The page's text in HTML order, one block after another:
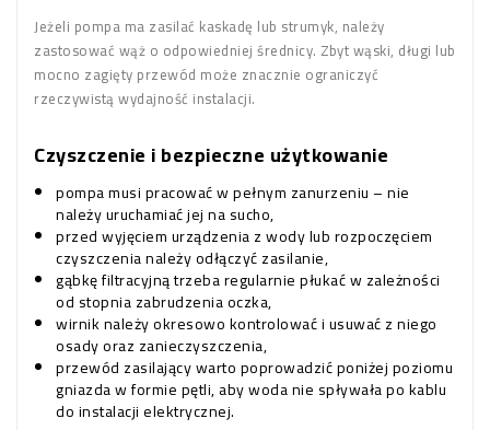
Jeżeli pompa ma zasilać kaskadę lub strumyk, należy
zastosować wąż o odpowiedniej średnicy. Zbyt wąski, długi lub
mocno zagięty przewód może znacznie ograniczyć
rzeczywistą wydajność instalacji.
Czyszczenie i bezpieczne użytkowanie
pompa musi pracować w pełnym zanurzeniu – nie
należy uruchamiać jej na sucho,
przed wyjęciem urządzenia z wody lub rozpoczęciem
czyszczenia należy odłączyć zasilanie,
gąbkę filtracyjną trzeba regularnie płukać w zależności
od stopnia zabrudzenia oczka,
wirnik należy okresowo kontrolować i usuwać z niego
osady oraz zanieczyszczenia,
przewód zasilający warto poprowadzić poniżej poziomu
gniazda w formie pętli, aby woda nie spływała po kablu
do instalacji elektrycznej.